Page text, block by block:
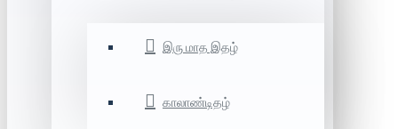
இரு மாத இதழ்
காலாண்டிதழ்